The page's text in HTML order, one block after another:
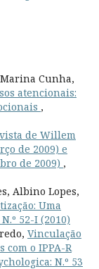
Cunha,
atencionais:
,
de Willem
de 2009) e
de 2009) ,
Albino Lopes,
Uma
52-I (2010)
Vinculação
com o IPPA-R
N.º 53